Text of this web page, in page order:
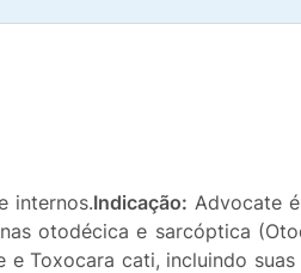
internos.Indicação: Advocate
otodécica e sarcóptica
Toxocara cati, incluindo